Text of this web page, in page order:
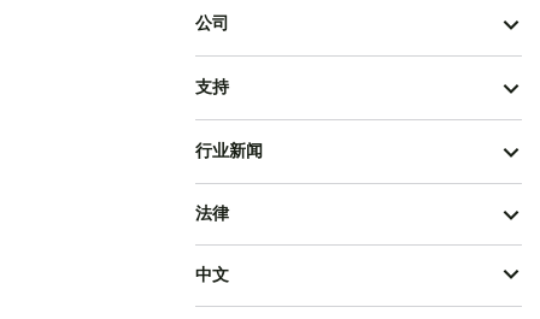
公司
支持
行业新闻
法律
中文